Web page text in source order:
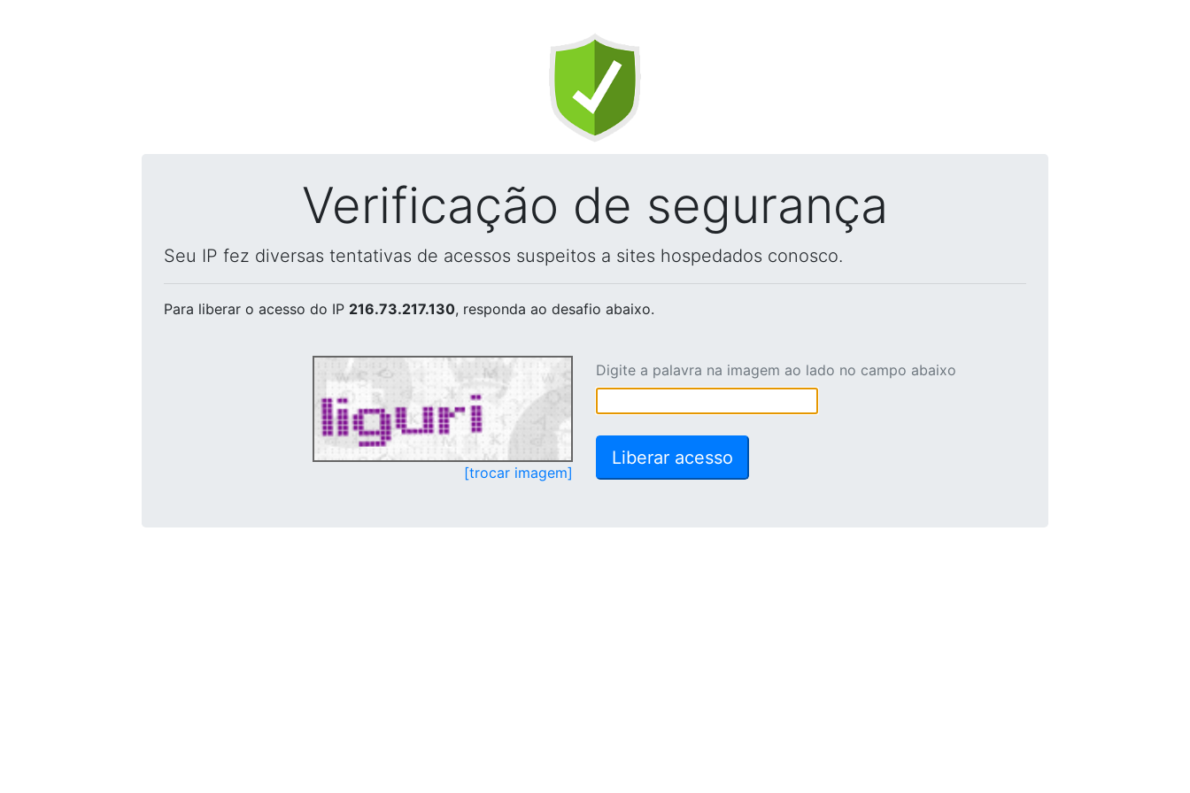
Verificação de segurança
Seu IP fez diversas tentativas de acessos suspeitos a sites hospedados conosco.
Para liberar o acesso do IP 216.73.217.130, responda ao desafio abaixo.
[trocar imagem]
Digite a palavra na imagem ao lado no campo abaixo